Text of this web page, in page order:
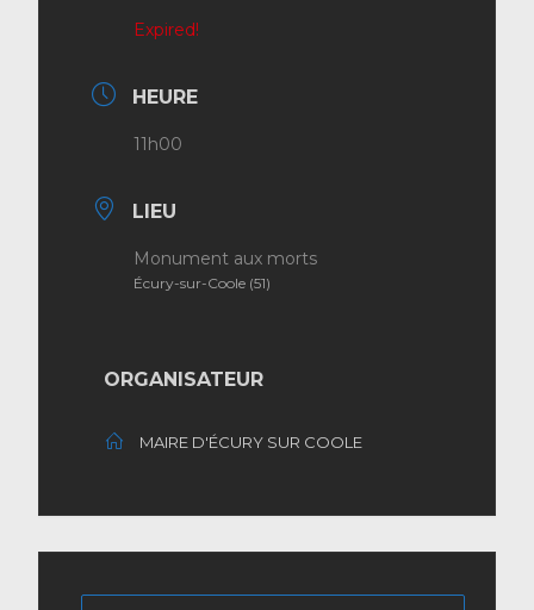
Expired!
HEURE
11h00
LIEU
Monument aux morts
Écury-sur-Coole (51)
ORGANISATEUR
MAIRE D'ÉCURY SUR COOLE